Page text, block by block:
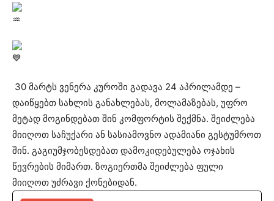
30 მარტს ვენერა კუროში გადავა 24 აპრილამდე –
დაიწყებთ სახლის განახლებას, მოლამაზებას, უფრო
მეტად მოგინდებათ შინ კომფორტის შექმნა. შეიძლება
მიიღოთ საჩუქარი ან სასიამოვნო ადამიანი გესტუმროთ
შინ. გაგიუმჯობესდებათ დამოკიდებულება ოჯახის
წევრების მიმართ. ზოგიერთმა შეიძლება ფული
მიიღოთ უძრავი ქონებიდან.